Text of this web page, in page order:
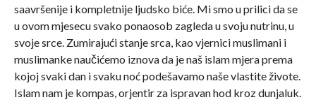
saavršenije i kompletnije ljudsko biće. Mi smo u prilici da se
u ovom mjesecu svako ponaosob zagleda u svoju nutrinu, u
svoje srce. Zumirajući stanje srca, kao vjernici muslimani i
muslimanke naučićemo iznova da je naš islam mjera prema
kojoj svaki dan i svaku noć podešavamo naše vlastite živote.
Islam nam je kompas, orjentir za ispravan hod kroz dunjaluk.